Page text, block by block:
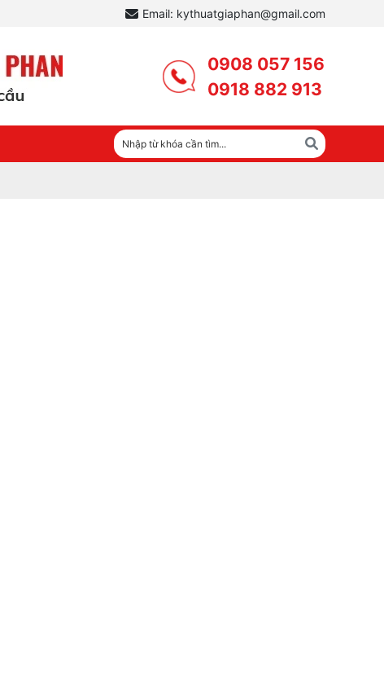
Email: kythuatgiaphan@gmail.com
0908 057 156
0918 882 913